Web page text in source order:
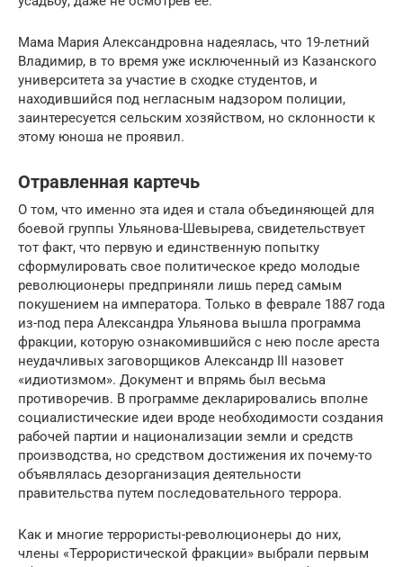
Мама Мария Александровна надеялась, что 19-летний
Владимир, в то время уже исключенный из Казанского
университета за участие в сходке студентов, и
находившийся под негласным надзором полиции,
заинтересуется сельским хозяйством, но склонности к
этому юноша не проявил.
Отравленная картечь
О том, что именно эта идея и стала объединяющей для
боевой группы Ульянова-Шевырева, свидетельствует
тот факт, что первую и единственную попытку
сформулировать свое политическое кредо молодые
революционеры предприняли лишь перед самым
покушением на императора. Только в феврале 1887 года
из-под пера Александра Ульянова вышла программа
фракции, которую ознакомившийся с нею после ареста
неудачливых заговорщиков Александр III назовет
«идиотизмом». Документ и впрямь был весьма
противоречив. В программе декларировались вполне
социалистические идеи вроде необходимости создания
рабочей партии и национализации земли и средств
производства, но средством достижения их почему-то
объявлялась дезорганизация деятельности
правительства путем последовательного террора.
Как и многие террористы-революционеры до них,
члены «Террористической фракции» выбрали первым